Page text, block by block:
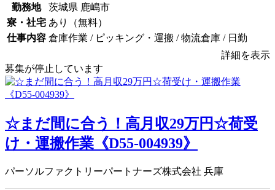
勤務地
茨城県 鹿嶋市
寮・社宅 あり（無料）
仕事内容 倉庫作業 / ピッキング・運搬 / 物流倉庫 / 日勤
詳細を表示
募集が停止しています
☆まだ間に合う！高月収29万円☆荷受
け・運搬作業《D55-004939》
パーソルファクトリーパートナーズ株式会社 兵庫